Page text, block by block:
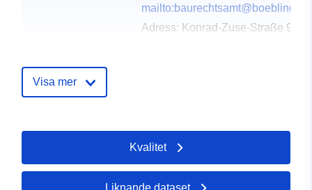
Adress: Konrad-Zuse-Straße 90,
February 2026
Uppdaterad på data.europa.eu:
25 July 2026
Visa mer
Kvalitet